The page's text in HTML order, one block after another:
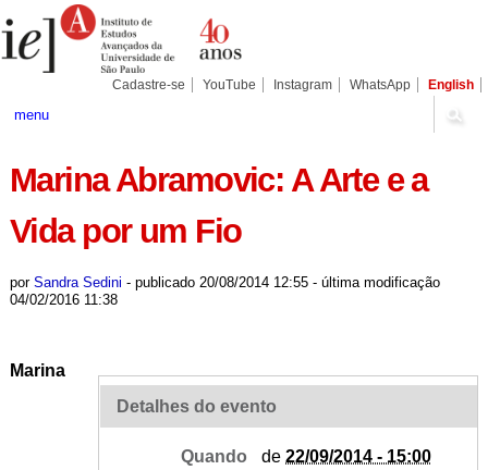
para
conteúdo.
Pessoais
Cadastre-se YouTube Instagram WhatsApp English
menu
Marina Abramovic: A Arte e a
Vida por um Fio
por Sandra Sedini - publicado20/08/2014 12:55 - última modificação
04/02/2016 11:38
Detalhes do evento
Quando de22/09/2014 - 15:00
Marina